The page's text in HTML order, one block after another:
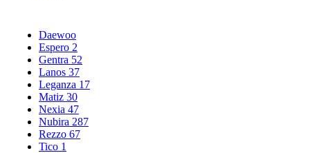
Daewoo
Espero 2
Gentra 52
Lanos 37
Leganza 17
Matiz 30
Nexia 47
Nubira 287
Rezzo 67
Tico 1